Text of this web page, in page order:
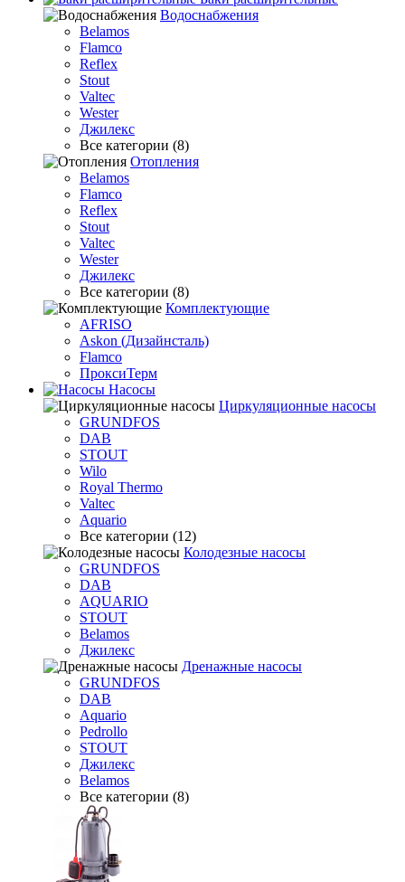
Водоснабжения
Belamos
Flamco
Reflex
Stout
Valtec
Wester
Джилекс
Все категории (8)
Отопления
Belamos
Flamco
Reflex
Stout
Valtec
Wester
Джилекс
Все категории (8)
Комплектующие
AFRISO
Askon (Дизайнсталь)
Flamco
ПроксиТерм
Насосы
Циркуляционные насосы
GRUNDFOS
DAB
STOUT
Wilo
Royal Thermo
Valtec
Aquario
Все категории (12)
Колодезные насосы
GRUNDFOS
DAB
AQUARIO
STOUT
Belamos
Джилекс
Дренажные насосы
GRUNDFOS
DAB
Aquario
Pedrollo
STOUT
Джилекс
Belamos
Все категории (8)